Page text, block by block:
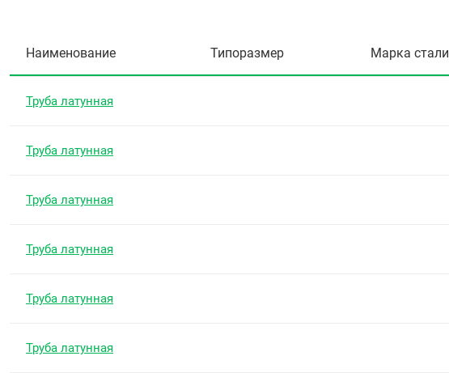
Наименование Типоразмер Марка стали
Труба латунная
Труба латунная
Труба латунная
Труба латунная
Труба латунная
Труба латунная